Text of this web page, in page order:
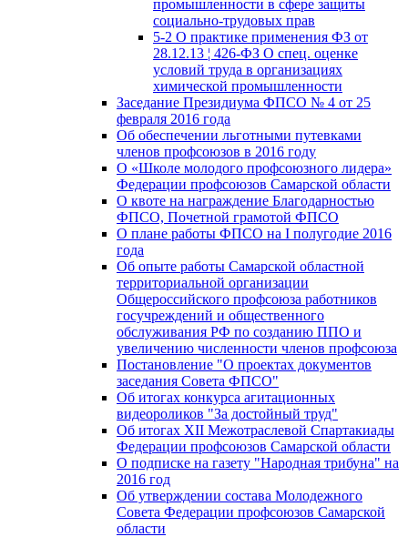
промышленности в сфере защиты
социально-трудовых прав
5-2 О практике применения ФЗ от
28.12.13 ¦ 426-ФЗ О спец. оценке
условий труда в организациях
химической промышленности
Заседание Президиума ФПСО № 4 от 25
февраля 2016 года
Об обеспечении льготными путевками
членов профсоюзов в 2016 году
О «Школе молодого профсоюзного лидера»
Федерации профсоюзов Самарской области
О квоте на награждение Благодарностью
ФПСО, Почетной грамотой ФПСО
О плане работы ФПСО на I полугодие 2016
года
Об опыте работы Самарской областной
территориальной организации
Общероссийского профсоюза работников
госучреждений и общественного
обслуживания РФ по созданию ППО и
увеличению численности членов профсоюза
Постановление "О проектах документов
заседания Совета ФПСО"
Об итогах конкурса агитационных
видеороликов "За достойный труд"
Об итогах XII Межотраслевой Спартакиады
Федерации профсоюзов Самарской области
О подписке на газету "Народная трибуна" на
2016 год
Об утверждении состава Молодежного
Совета Федерации профсоюзов Самарской
области